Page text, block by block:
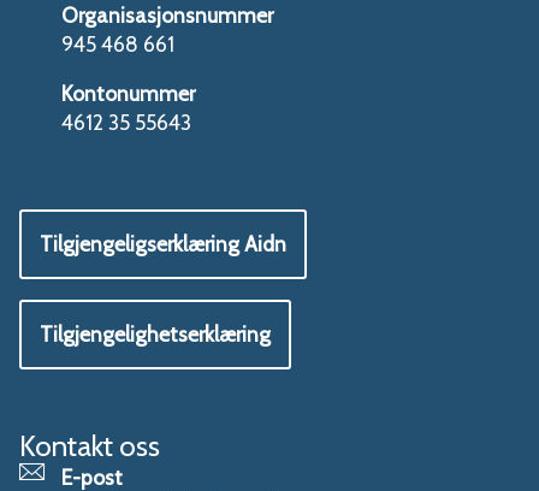
Organisasjonsnummer
945 468 661
Kontonummer
4612 35 55643
Tilgjengeligserklæring Aidn
Tilgjengelighetserklæring
Kontakt oss
E-post